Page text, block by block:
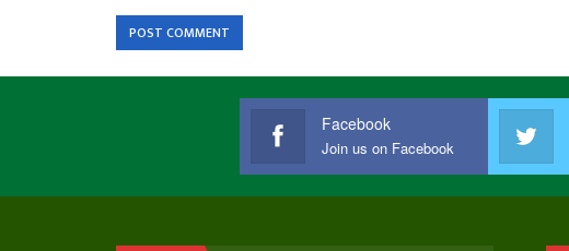
Facebook
Join us on Facebook